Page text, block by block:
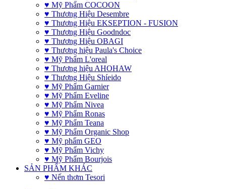
♥ Mỹ Phẩm COCOON
♥ Thương Hiệu Desembre
♥ Thương Hiệu EKSEPTION - FUSION
♥ Thương Hiệu Goodndoc
♥ Thương Hiệu OBAGI
♥ Thương hiệu Paula's Choice
♥ Mỹ Phẩm L'oreal
♥ Thương hiệu AHOHAW
♥ Thương Hiệu Shíeido
♥ Mỹ Phẩm Garnier
♥ Mỹ Phẩm Eveline
♥ Mỹ Phẩm Nivea
♥ Mỹ Phẩm Ronas
♥ Mỹ Phẩm Teana
♥ Mỹ Phẩm Organic Shop
♥ Mỹ phẩm GEO
♥ Mỹ Phẩm Vichy
♥ Mỹ Phẩm Bourjois
SẢN PHẨM KHÁC
♥ Nến thơm Tesori